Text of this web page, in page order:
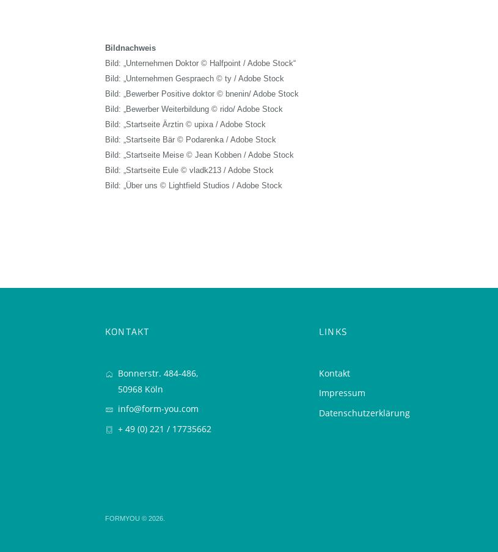
Bildnachweis
Bild: „Unternehmen Doktor © Halfpoint / Adobe Stock“
Bild: „Unternehmen Gespraech © ty / Adobe Stock
Bild: „Bewerber Positive doktor © bnenin/ Adobe Stock
Bild: „Bewerber Weiterbildung © rido/ Adobe Stock
Bild: „Startseite Ärztin © upixa / Adobe Stock
Bild: „Startseite Bär © Podarenka / Adobe Stock
Bild: „Startseite Meise © Jean Kobben / Adobe Stock
Bild: „Startseite Eule © vladk213 / Adobe Stock
Bild: „Über uns © Lightfield Studios / Adobe Stock
KONTAKT
Bonnerstr. 484-486,
50968 Köln
info@form-you.com
+ 49 (0) 221 / 17735662
LINKS
Kontakt
Impressum
Datenschutzerklärung
FORMYOU © 2026.